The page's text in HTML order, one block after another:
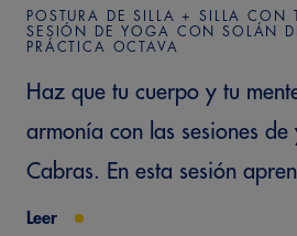
POSTURA DE SILLA + SILLA CON
SESIÓN DE YOGA CON SOLÁN
PRÁCTICA OCTAVA
Haz que tu cuerpo y tu
armonía con las sesiones
Cabras. En esta sesión
Leer